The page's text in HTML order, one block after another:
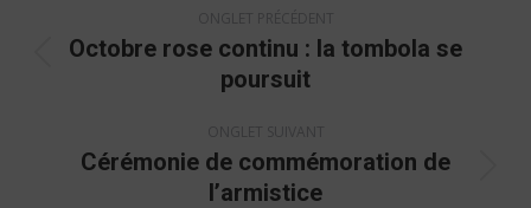
commentaire
Onglet
Octobre rose continu : la tombola se
poursuit
Onglet
Cérémonie de commémoration de
l’armistice